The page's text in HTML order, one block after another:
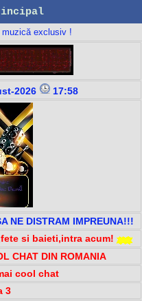
muzică exclusiv !
2026 17:58
NE DISTRAM IMPREUNA!!!
si baieti,intra acum!
CHAT DIN ROMANIA
cool chat
3